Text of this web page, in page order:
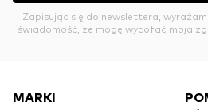
Zapisując się do newslettera,
świadomość, że mogę wycofać moja
MARKI